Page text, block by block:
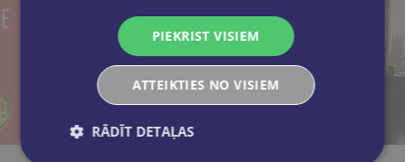
PIEKRIST VISIEM
ATTEIKTIES NO VISIEM
RĀDĪT DETAĻAS